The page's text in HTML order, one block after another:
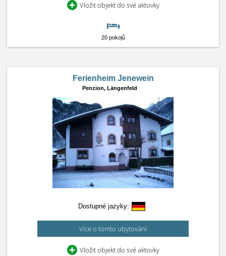
Vložit objekt do své aktovky
20 pokojů
Ferienheim Jenewein
Penzion, Längenfeld
Dostupné jazyky:
Více o tomto ubytování
Vložit objekt do své aktovky